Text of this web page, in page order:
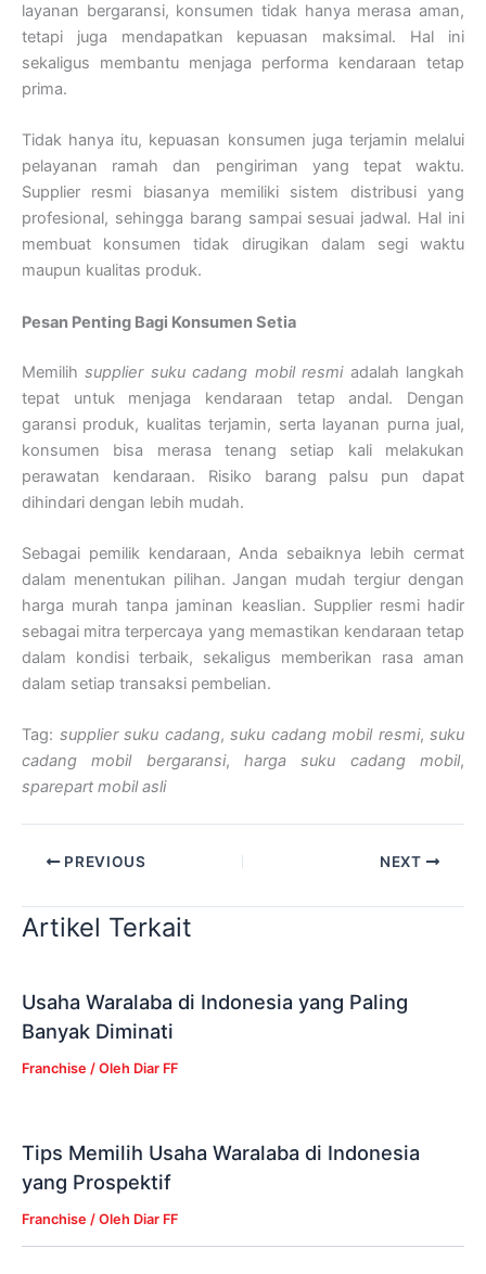
layanan bergaransi, konsumen tidak hanya merasa aman,
tetapi juga mendapatkan kepuasan maksimal. Hal ini
sekaligus membantu menjaga performa kendaraan tetap
prima.
Tidak hanya itu, kepuasan konsumen juga terjamin melalui
pelayanan ramah dan pengiriman yang tepat waktu.
Supplier resmi biasanya memiliki sistem distribusi yang
profesional, sehingga barang sampai sesuai jadwal. Hal ini
membuat konsumen tidak dirugikan dalam segi waktu
maupun kualitas produk.
Pesan Penting Bagi Konsumen Setia
Memilihsupplier suku cadang mobil resmiadalah langkah
tepat untuk menjaga kendaraan tetap andal. Dengan
garansi produk, kualitas terjamin, serta layanan purna jual,
konsumen bisa merasa tenang setiap kali melakukan
perawatan kendaraan. Risiko barang palsu pun dapat
dihindari dengan lebih mudah.
Sebagai pemilik kendaraan, Anda sebaiknya lebih cermat
dalam menentukan pilihan. Jangan mudah tergiur dengan
harga murah tanpa jaminan keaslian. Supplier resmi hadir
sebagai mitra terpercaya yang memastikan kendaraan tetap
dalam kondisi terbaik, sekaligus memberikan rasa aman
dalam setiap transaksi pembelian.
Tag: supplier suku cadang, suku cadang mobil resmi, suku
cadang mobil bergaransi,harga suku cadang mobil,
sparepart mobil asli
PREVIOUS NEXT
Artikel Terkait
Usaha Waralaba di Indonesia yang Paling
Banyak Diminati
Franchise / Oleh Diar FF
Tips Memilih Usaha Waralaba di Indonesia
yang Prospektif
Franchise / Oleh Diar FF